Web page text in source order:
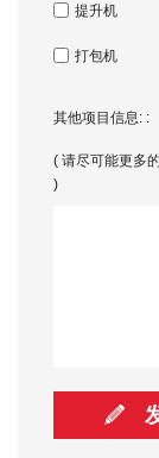
提升机
打包机
其他项目信息: :
( 请尽可能更多
)